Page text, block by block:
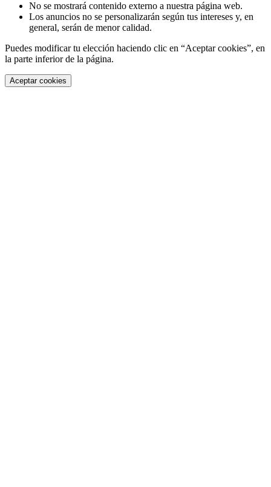
No se mostrará contenido externo a nuestra página web.
Los anuncios no se personalizarán según tus intereses y, en
general, serán de menor calidad.
Puedes modificar tu elección haciendo clic en “Aceptar cookies”, en
la parte inferior de la página.
Aceptar cookies